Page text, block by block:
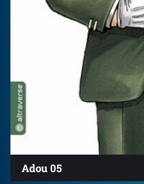
Adou 05